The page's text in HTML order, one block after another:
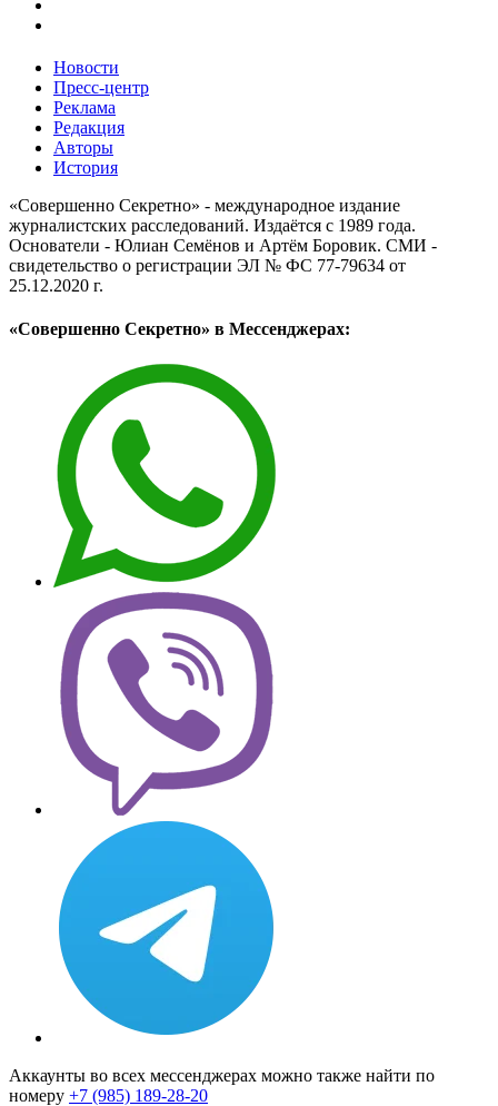
Новости
Пресс-центр
Реклама
Редакция
Авторы
История
«Совершенно Секретно» - международное издание
журналистских расследований. Издаётся с 1989 года.
Основатели - Юлиан Семёнов и Артём Боровик. CМИ -
свидетельство о регистрации ЭЛ № ФС 77-79634 от
25.12.2020 г.
«Совершенно Секретно» в Мессенджерах:
Аккаунты во всех мессенджерах можно также найти по
номеру +7 (985) 189-28-20